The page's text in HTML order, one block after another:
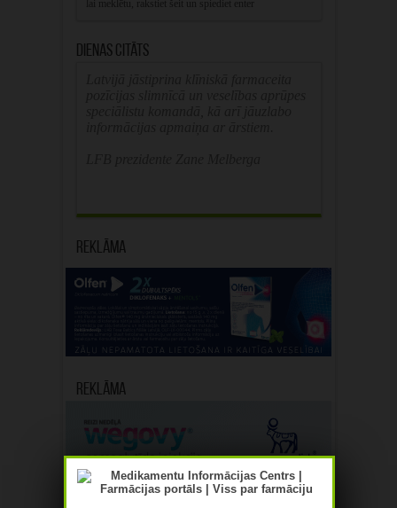
Dienas citāts
Reklāma
Reklāma